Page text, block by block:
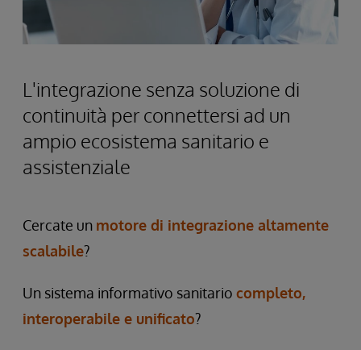
L'integrazione senza soluzione di
continuità per connettersi ad un
ampio ecosistema sanitario e
assistenziale
Cercate un motore di integrazione altamente
scalabile?
Un sistema informativo sanitario completo,
interoperabile e unificato?